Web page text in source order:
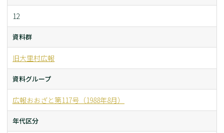
12
資料群
旧大里村広報
資料グループ
広報おおざと第117号（1988年8月）
年代区分